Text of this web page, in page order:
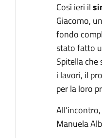
Così ieri il
Giacomo,
fondo
stato fatto
Spitella che
i lavori, il
per la loro
Manuela